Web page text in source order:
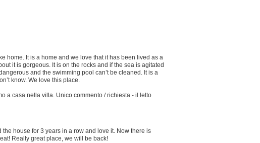
home. It is a home and we love that it has been lived as a
it is gorgeous. It is on the rocks and if the sea is agitated
and the swimming pool can’t be cleaned. It is a
know. We love this place.
a casa nella villa. Unico commento / richiesta - il letto
house for 3 years in a row and love it. Now there is
Really great place, we will be back!